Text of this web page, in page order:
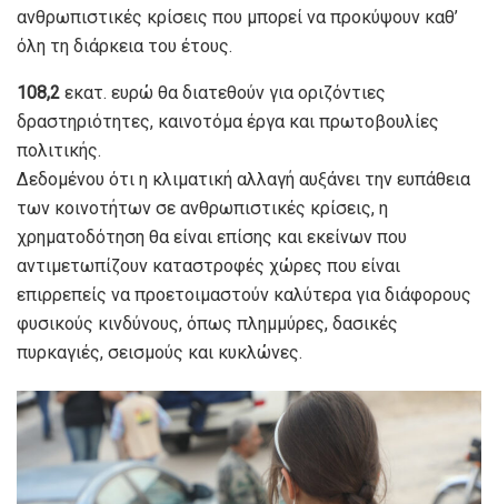
ανθρωπιστικές κρίσεις που μπορεί να προκύψουν καθ’
όλη τη διάρκεια του έτους.
108,2 εκατ. ευρώ θα διατεθούν για οριζόντιες
δραστηριότητες, καινοτόμα έργα και πρωτοβουλίες
πολιτικής.
Δεδομένου ότι η κλιματική αλλαγή αυξάνει την ευπάθεια
των κοινοτήτων σε ανθρωπιστικές κρίσεις, η
χρηματοδότηση θα είναι επίσης και εκείνων που
αντιμετωπίζουν καταστροφές χώρες που είναι
επιρρεπείς να προετοιμαστούν καλύτερα για διάφορους
φυσικούς κινδύνους, όπως πλημμύρες, δασικές
πυρκαγιές, σεισμούς και κυκλώνες.